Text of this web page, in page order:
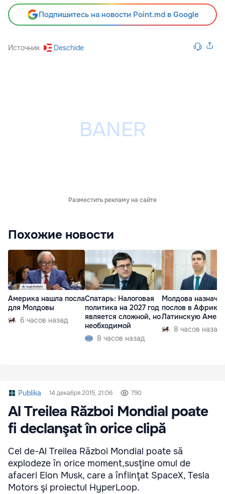
Подпишитесь на новости Point.md в Google
Источник Deschide
Разместить рекламу на сайте
Похожие новости
Америка нашла посла
для Молдовы
6 часов назад
Спатарь: Налоговая
политика на 2027 год
является сложной, но
необходимой
8 часов назад
Молдова
послов в Африку
Латинскую
8 часов назад
Publika 14 декабря 2015, 21:06 790
Al Treilea Război Mondial poate
fi declanşat în orice clipă
Cel de-Al Treilea Război Mondial poate să
explodeze în orice moment,susţine omul de
afaceri Elon Musk, care a înfiinţat SpaceX, Tesla
Motors şi proiectul HyperLoop.